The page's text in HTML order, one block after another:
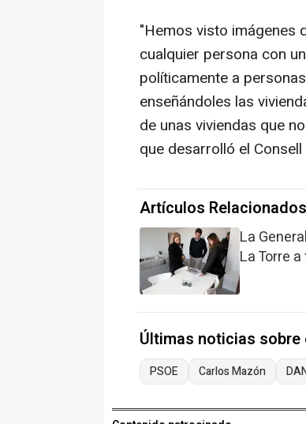
"Hemos visto imágenes
cualquier persona con
políticamente a
enseñándoles las
de unas viviendas que
que desarrolló el
Artículos Relacionados
La
La Torre
Últimas noticias
PSOE Carlos Mazón